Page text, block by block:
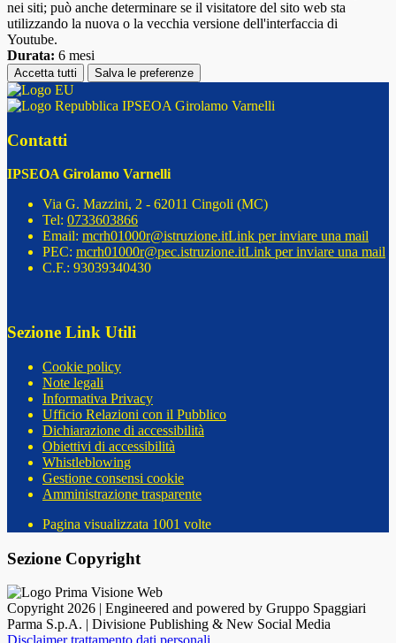
nei siti; può anche determinare se il visitatore del sito web sta
utilizzando la nuova o la vecchia versione dell'interfaccia di
Youtube.
Durata: 6 mesi
Accetta tutti Salva le preferenze
IPSEOA Girolamo Varnelli
Contatti
IPSEOA Girolamo Varnelli
Via G. Mazzini, 2 - 62011 Cingoli (MC)
Tel: 0733603866
Email: mcrh01000r@istruzione.itLink per inviare una mail
PEC: mcrh01000r@pec.istruzione.itLink per inviare una mail
C.F.: 93039340430
Sezione Link Utili
Cookie policy
Note legali
Informativa Privacy
Ufficio Relazioni con il Pubblico
Dichiarazione di accessibilità
Obiettivi di accessibilità
Whistleblowing
Gestione consensi cookie
Amministrazione trasparente
Pagina visualizzata 1001 volte
Sezione Copyright
Copyright 2026 | Engineered and powered by Gruppo Spaggiari
Parma S.p.A. | Divisione Publishing & New Social Media